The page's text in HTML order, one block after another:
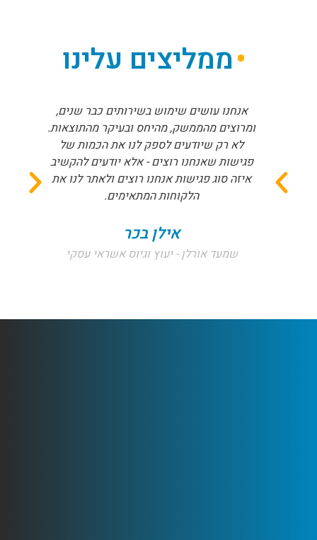
ממליצים עלינו
אנחנו עושים שימוש בשירותים כבר שנים,
ומרוצים מהממשק, מהיחס ובעיקר מהתוצאות.
לא רק שיודעים לספק לנו את הכמות של
פגישות שאנחנו רוצים - אלא יודעים להקשיב
איזה סוג פגישות אנחנו רוצים ולאתר לנו את
הלקוחות המתאימים.
אילן בכר
שמעד אורלן - יעוץ וגיוס אשראי עסקי